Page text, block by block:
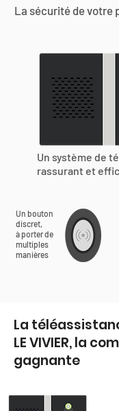
La sécurité de votre
Un système de
rassurant et
Un bouton
discret,
à porter de
multiples
manières
La
LE VIVIER, la
gagnante